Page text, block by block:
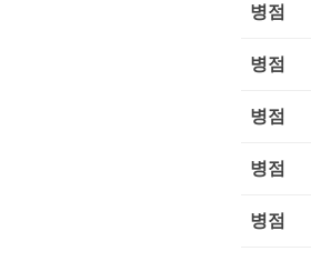
병점
병점
병점
병점
병점